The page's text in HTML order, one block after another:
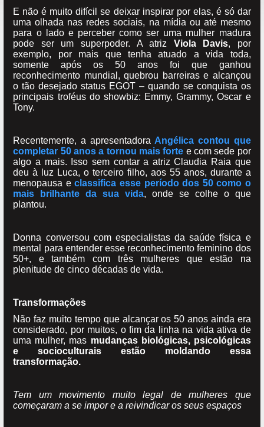
E não é muito difícil se deixar inspirar por elas, é só dar
uma olhada nas redes sociais, na mídia ou até mesmo
para o lado e perceber como ser uma mulher madura
pode ser um superpoder. A atriz Viola Davis, por
exemplo, por mais que tenha atuado a vida toda,
somente após os 50 anos foi que ganhou
reconhecimento mundial, quebrou barreiras e alcançou
o tão desejado status EGOT – quando se conquista os
principais troféus do showbiz: Emmy, Grammy, Oscar e
Tony.
Recentemente, a apresentadora Angélica contou que
completar 50 anos a tornou mais forte e com sede por
algo a mais. Isso sem contar a atriz Claudia Raia que
deu à luz Luca, o terceiro filho, aos 55 anos, durante a
menopausa eclassifica esse período dos 50 como o
mais brilhante da sua vida, onde se colhe o que
plantou.
Donna conversou com especialistas da saúde física e
mental para entender esse reconhecimento feminino dos
50+, e também com três mulheres que estão na
plenitude de cinco décadas de vida.
Transformações
Não faz muito tempo que alcançar os 50 anos ainda era
considerado, por muitos, o fim da linha na vida ativa de
uma mulher, mas mudanças biológicas, psicológicas
e socioculturais estão moldando essa
transformação.
Tem um movimento muito legal de mulheres que
começaram a se impor e a reivindicar os seus espaços